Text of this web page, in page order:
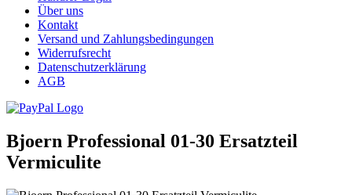
Über uns
Kontakt
Versand und Zahlungsbedingungen
Widerrufsrecht
Datenschutzerklärung
AGB
Bjoern Professional 01-30 Ersatzteil
Vermiculite